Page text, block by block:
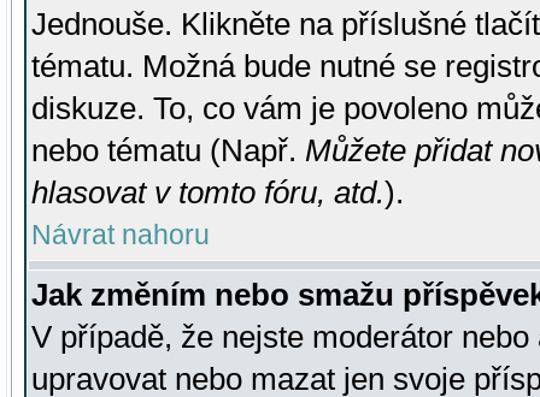
Jednouše. Klikněte na příslušné
tématu. Možná bude nutné se
diskuze. To, co vám je povoleno
nebo tématu (Např. Můžete přidat
hlasovat v tomto fóru, atd.).
Návrat nahoru
Jak změním nebo smažu
V případě, že nejste moderátor
upravovat nebo mazat jen svoje